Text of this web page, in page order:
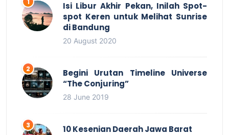
Isi Libur Akhir Pekan, Inilah Spot-
spot Keren untuk Melihat Sunrise
di Bandung
20 August 2020
Begini Urutan Timeline Universe
“The Conjuring”
28 June 2019
10 Kesenian Daerah Jawa Barat